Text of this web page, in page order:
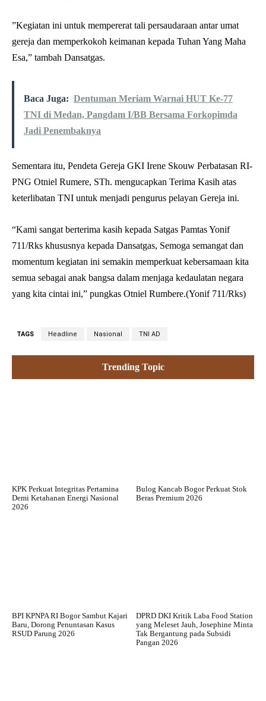
”Kegiatan ini untuk mempererat tali persaudaraan antar umat
gereja dan memperkokoh keimanan kepada Tuhan Yang Maha
Esa,” tambah Dansatgas.
Baca Juga: Dentuman Meriam Warnai HUT Ke-77
TNI di Medan, Pangdam I/BB Bersama Forkopimda
Jadi Penembaknya
Sementara itu, Pendeta Gereja GKI Irene Skouw Perbatasan RI-
PNG Otniel Rumere, STh. mengucapkan Terima Kasih atas
keterlibatan TNI untuk menjadi pengurus pelayan Gereja ini.
“Kami sangat berterima kasih kepada Satgas Pamtas Yonif
711/Rks khususnya kepada Dansatgas, Semoga semangat dan
momentum kegiatan ini semakin memperkuat kebersamaan kita
semua sebagai anak bangsa dalam menjaga kedaulatan negara
yang kita cintai ini,” pungkas Otniel Rumbere.(Yonif 711/Rks)
TAGS Headline Nasional TNI AD
Trending Topic
KPK Perkuat Integritas Pertamina
Demi Ketahanan Energi Nasional
2026
Bulog Kancab Bogor Perkuat Stok
Beras Premium 2026
BPI KPNPA RI Bogor Sambut Kajari
Baru, Dorong Penuntasan Kasus
RSUD Parung 2026
DPRD DKI Kritik Laba Food Station
yang Meleset Jauh, Josephine Minta
Tak Bergantung pada Subsidi
Pangan 2026